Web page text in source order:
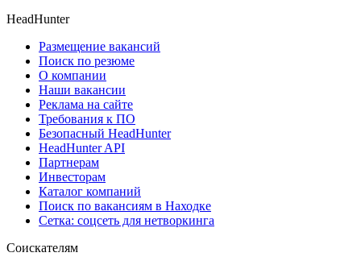
HeadHunter
Размещение вакансий
Поиск по резюме
О компании
Наши вакансии
Реклама на сайте
Требования к ПО
Безопасный HeadHunter
HeadHunter API
Партнерам
Инвесторам
Каталог компаний
Поиск по вакансиям в Находке
Сетка: соцсеть для нетворкинга
Соискателям